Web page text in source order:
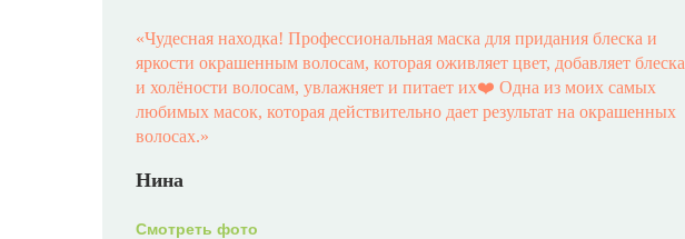
«Чудесная находка! Профессиональная маска для придания блеска и
яркости окрашенным волосам, которая оживляет цвет, добавляет блеска
и холёности волосам, увлажняет и питает их❤️ Одна из моих самых
любимых масок, которая действительно дает результат на окрашенных
волосах.»
Нина
Смотреть фото